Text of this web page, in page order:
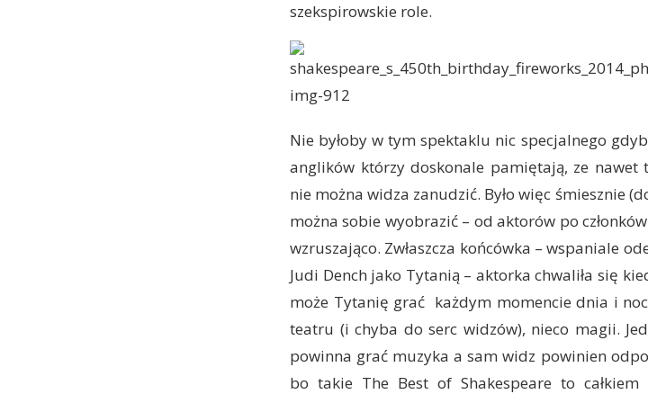
szekspirowskie role.
Nie byłoby w tym spektaklu nic specjalnego
anglików którzy doskonale pamiętają, ze nawet
nie można widza zanudzić. Było więc śmiesznie
można sobie wyobrazić – od aktorów po
wzruszająco. Zwłaszcza końcówka – wspaniale
Judi Dench jako Tytanią – aktorka chwaliła się
może Tytanię grać każdym momencie dnia i
teatru (i chyba do serc widzów), nieco magii.
powinna grać muzyka a sam widz powinien
bo takie The Best of Shakespeare to